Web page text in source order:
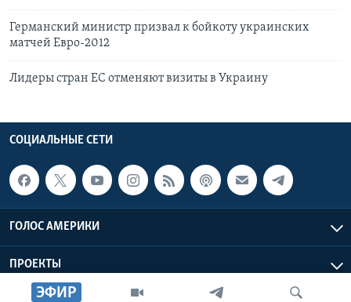
ЭФИР
Германский министр призвал к бойкоту украинских
матчей Евро-2012
Лидеры стран ЕС отменяют визиты в Украину
СОЦИАЛЬНЫЕ СЕТИ
ГОЛОС АМЕРИКИ
ПРОЕКТЫ